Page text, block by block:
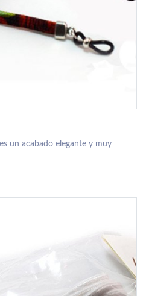
un acabado elegante y muy